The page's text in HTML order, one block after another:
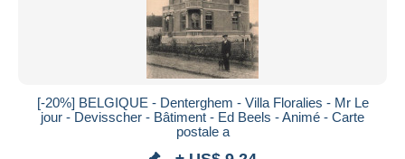
[-20%] BELGIQUE - Denterghem - Villa Floralies - Mr Le
jour - Devisscher - Bâtiment - Ed Beels - Animé - Carte
postale a